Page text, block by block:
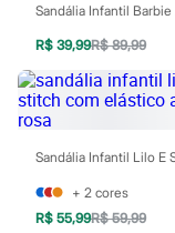
Calçados
Botas
Chinelos
Rasteirinhas
Sandálias
Sapatilhas
Tênis
Marcas
Clock House
Mindset
R$ 39,99R$ 89,99
+ 2 cores
R$ 55,99R$ 59,99